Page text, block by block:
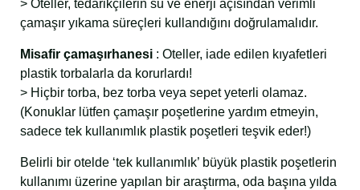
> Oteller, tedarikçilerin su ve enerji açısından verimli
çamaşır yıkama süreçleri kullandığını doğrulamalıdır.
Misafir çamaşırhanesi : Oteller, iade edilen kıyafetleri
plastik torbalarla da korurlardı!
> Hiçbir torba, bez torba veya sepet yeterli olamaz.
(Konuklar lütfen çamaşır poşetlerine yardım etmeyin,
sadece tek kullanımlık plastik poşetleri teşvik eder!)
Belirli bir otelde ‘tek kullanımlık’ büyük plastik poşetlerin
kullanımı üzerine yapılan bir araştırma, oda başına yılda